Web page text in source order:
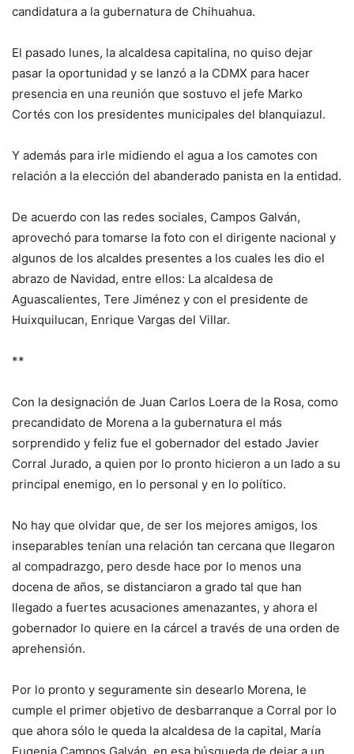
candidatura a la gubernatura de Chihuahua.
El pasado lunes, la alcaldesa capitalina, no quiso dejar
pasar la oportunidad y se lanzó a la CDMX para hacer
presencia en una reunión que sostuvo el jefe Marko
Cortés con los presidentes municipales del blanquiazul.
Y además para irle midiendo el agua a los camotes con
relación a la elección del abanderado panista en la entidad.
De acuerdo con las redes sociales, Campos Galván,
aprovechó para tomarse la foto con el dirigente nacional y
algunos de los alcaldes presentes a los cuales les dio el
abrazo de Navidad, entre ellos: La alcaldesa de
Aguascalientes, Tere Jiménez y con el presidente de
Huixquilucan, Enrique Vargas del Villar.
**
Con la designación de Juan Carlos Loera de la Rosa, como
precandidato de Morena a la gubernatura el más
sorprendido y feliz fue el gobernador del estado Javier
Corral Jurado, a quien por lo pronto hicieron a un lado a su
principal enemigo, en lo personal y en lo político.
No hay que olvidar que, de ser los mejores amigos, los
inseparables tenían una relación tan cercana que llegaron
al compadrazgo, pero desde hace por lo menos una
docena de años, se distanciaron a grado tal que han
llegado a fuertes acusaciones amenazantes, y ahora el
gobernador lo quiere en la cárcel a través de una orden de
aprehensión.
Por lo pronto y seguramente sin desearlo Morena, le
cumple el primer objetivo de desbarranque a Corral por lo
que ahora sólo le queda la alcaldesa de la capital, María